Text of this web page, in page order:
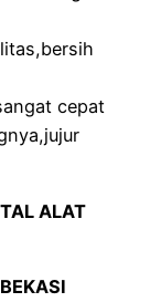
cepat
ALAT